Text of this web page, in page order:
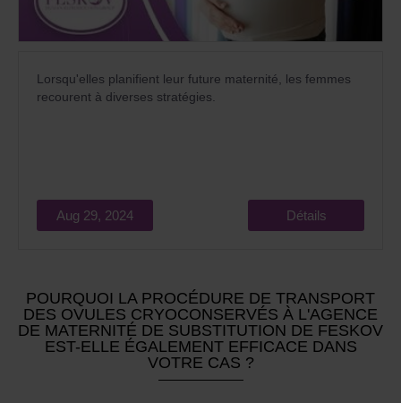
Lorsqu'elles planifient leur future maternité, les femmes
recourent à diverses stratégies.
Aug 29, 2024 Détails
POURQUOI LA PROCÉDURE DE TRANSPORT
DES OVULES CRYOCONSERVÉS À L'AGENCE
DE MATERNITÉ DE SUBSTITUTION DE FESKOV
EST-ELLE ÉGALEMENT EFFICACE DANS
VOTRE CAS ?